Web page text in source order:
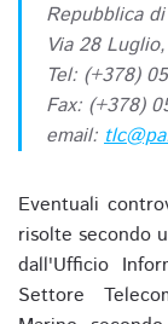
Repubblica
Via 28
Tel: (+378)
Fax: (+378)
email:
Eventuali
risolte secondo
dall'Ufficio
Settore